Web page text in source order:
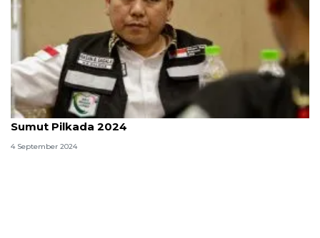
Profil Hasan Basri Sagala, calon wakil gubenur
Sumut Pilkada 2024
4 September 2024